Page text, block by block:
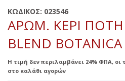
ΚΩΔΙΚΟΣ: 023546
ΑΡΩΜ. ΚΕΡΙ
BLEND
Η τιμή δεν περιλαμβάνει 24% ΦΠΑ, οι
στο καλάθι αγορών